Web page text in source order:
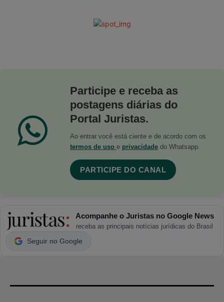
Participe e receba as
postagens diárias do
Portal Juristas.
Ao entrar você está ciente e de acordo com os
termos de uso e privacidade do Whatsapp.
PARTICIPE DO CANAL
Acompanhe o Juristas no Google News
receba as principais notícias jurídicas do Brasil
Seguir no Google